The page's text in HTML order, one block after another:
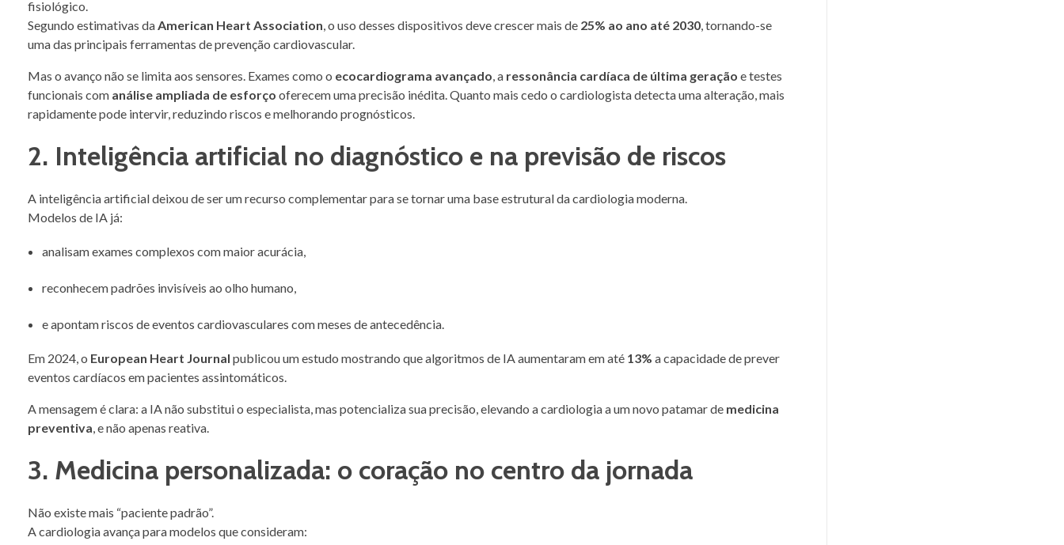
fisiológico.
Segundo estimativas daAmerican Heart Association, o uso desses dispositivos deve crescer mais de 25% ao ano até 2030, tornando-se
uma das principais ferramentas de prevenção cardiovascular.
Mas o avanço não se limita aos sensores. Exames como o ecocardiograma avançado, a ressonância cardíaca de última geração e testes
funcionais com análise ampliada de esforço oferecem uma precisão inédita. Quanto mais cedo o cardiologista detecta uma alteração, mais
rapidamente pode intervir, reduzindo riscos e melhorando prognósticos.
2. Inteligência artificial no diagnóstico e na previsão de riscos
A inteligência artificial deixou de ser um recurso complementar para se tornar uma base estrutural da cardiologia moderna.
Modelos de IA já:
analisam exames complexos com maior acurácia,
reconhecem padrões invisíveis ao olho humano,
e apontam riscos de eventos cardiovasculares com meses de antecedência.
Em 2024, o European Heart Journal publicou um estudo mostrando que algoritmos de IA aumentaram em até 13% a capacidade de prever
eventos cardíacos em pacientes assintomáticos.
A mensagem é clara: a IA não substitui o especialista, mas potencializa sua precisão, elevando a cardiologia a um novo patamar de medicina
preventiva, e não apenas reativa.
3. Medicina personalizada: o coração no centro da jornada
Não existe mais “paciente padrão”.
A cardiologia avança para modelos que consideram: